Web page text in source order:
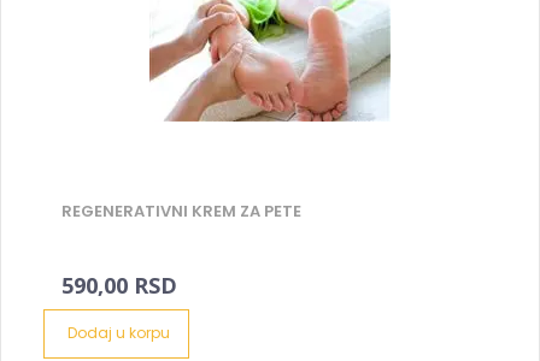
REGENERATIVNI KREM ZA PETE
590,00 RSD
Dodaj u korpu